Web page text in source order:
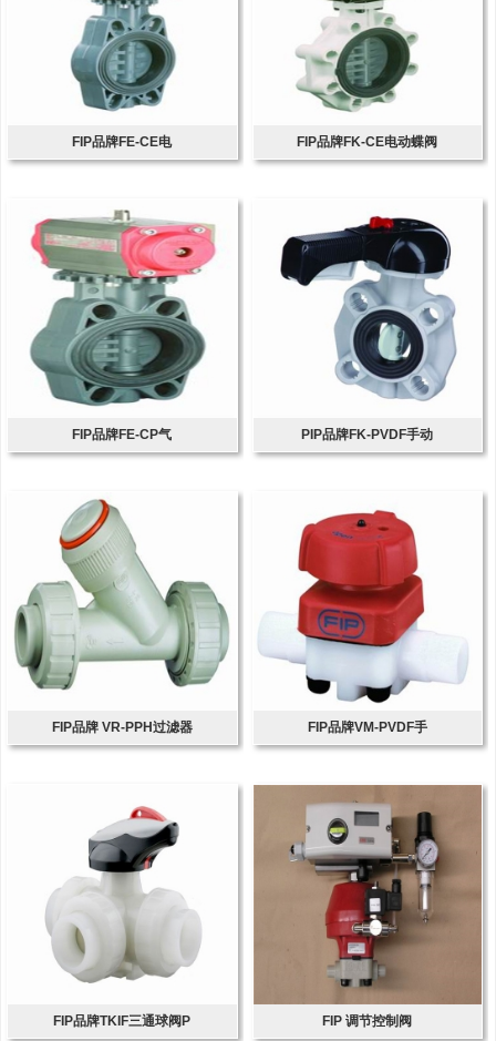
FIP品牌FE-CE电 FIP品牌FK-CE电动蝶阀
FIP品牌FE-CP气 PIP品牌FK-PVDF手动
FIP品牌 VR-PPH过滤器 FIP品牌VM-PVDF手
FIP品牌TKIF三通球阀P FIP 调节控制阀